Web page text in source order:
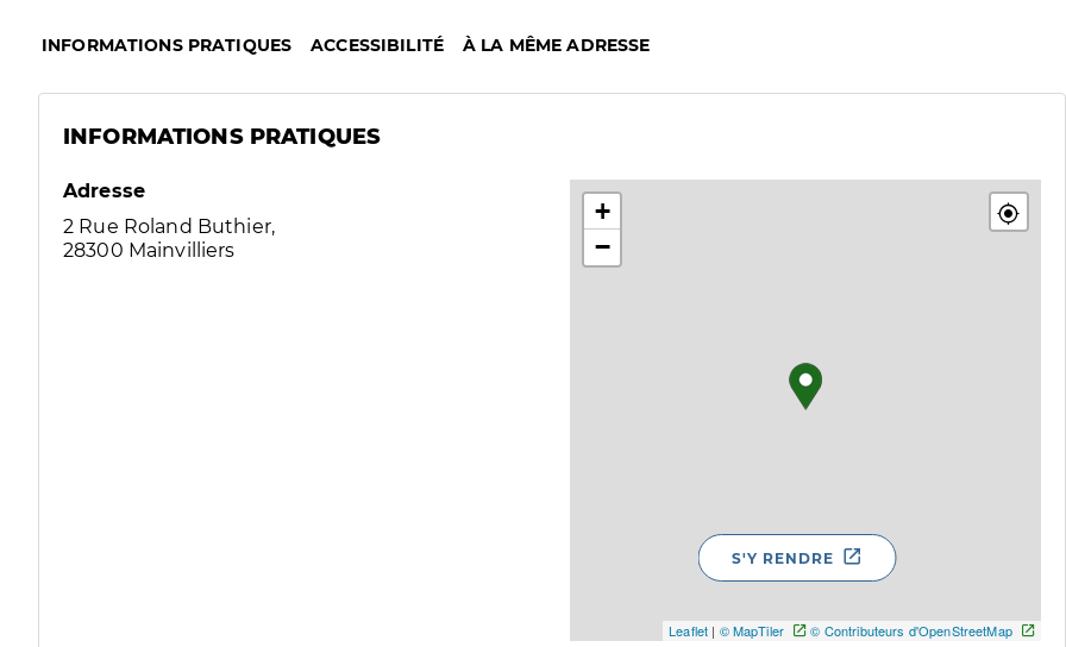
INFORMATIONS PRATIQUES ACCESSIBILITÉ À LA MÊME ADRESSE
INFORMATIONS PRATIQUES
Adresse
2 Rue Roland Buthier,
28300 Mainvilliers
+
−
Leaflet | © MapTiler © Contributeurs d'OpenStreetMap
S'Y RENDRE